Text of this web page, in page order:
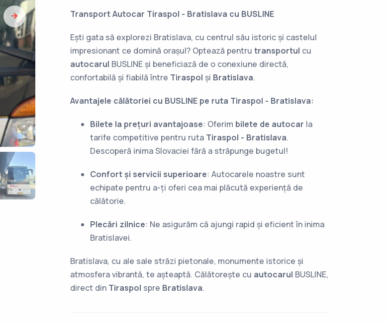
Transport Autocar Tiraspol - Bratislava cu BUSLINE
Ești gata să explorezi Bratislava, cu centrul său istoric și castelul
impresionant ce domină orașul? Optează pentru transportul cu
autocarul BUSLINE și beneficiază de o conexiune directă,
confortabilă și fiabilă între Tiraspol și Bratislava.
Avantajele călătoriei cu BUSLINE pe ruta Tiraspol - Bratislava:
Bilete la prețuri avantajoase: Oferim bilete de autocar la
tarife competitive pentru ruta Tiraspol - Bratislava.
Descoperă inima Slovaciei fără a străpunge bugetul!
Confort și servicii superioare: Autocarele noastre sunt
echipate pentru a-ți oferi cea mai plăcută experiență de
călătorie.
Plecări zilnice: Ne asigurăm că ajungi rapid și eficient în inima
Bratislavei.
Bratislava, cu ale sale străzi pietonale, monumente istorice și
atmosfera vibrantă, te așteaptă. Călătorește cu autocarul BUSLINE,
direct din Tiraspol spre Bratislava.